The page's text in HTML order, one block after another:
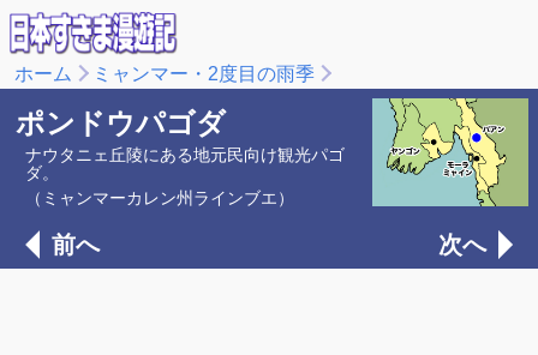
ホーム ミャンマー・2度目の雨季
ポンドウパゴダ
ナウタニェ丘陵にある地元民向け観光パゴ
ダ。
（ミャンマーカレン州ラインブエ）
前へ 次へ